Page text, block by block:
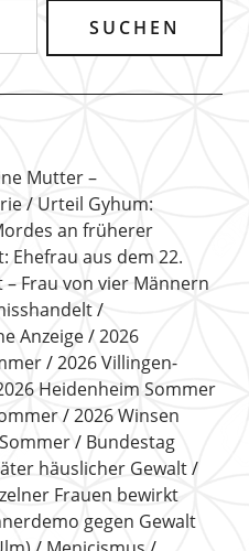
Mutter –
Urteil Gyhum:
an früherer
Ehefrau aus dem 22.
– Frau von vier Männern
Anzeige
2026
2026 Villingen-
Heidenheim Sommer
2026 Winsen
Bundestag
häuslicher Gewalt
Frauen bewirkt
gegen Gewalt